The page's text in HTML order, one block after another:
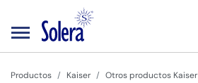
Productos Kaiser Otros productos Kaiser